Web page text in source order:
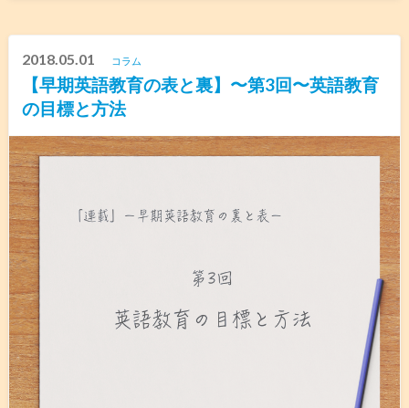
2018.05.01 コラム
【早期英語教育の表と裏】〜第3回〜英語教育
の目標と方法